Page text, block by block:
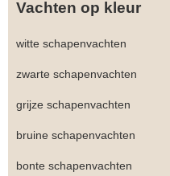
Vachten op kleur
witte schapenvachten
zwarte schapenvachten
grijze schapenvachten
bruine schapenvachten
bonte schapenvachten